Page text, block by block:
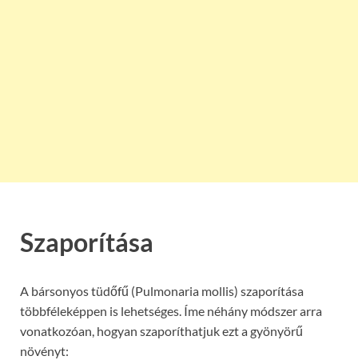
Szaporítása
A bársonyos tüdőfű (Pulmonaria mollis) szaporítása
többféleképpen is lehetséges. Íme néhány módszer arra
vonatkozóan, hogyan szaporíthatjuk ezt a gyönyörű
növényt: